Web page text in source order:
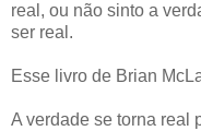
real, ou não sinto a
ser real.
Esse livro de Brian
A verdade se torna real